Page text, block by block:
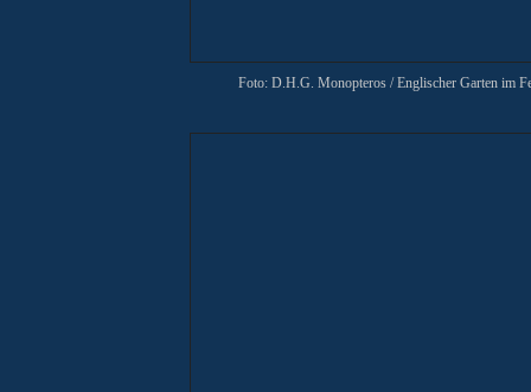
Foto: D.H.G. Monopteros / Englischer Garten im